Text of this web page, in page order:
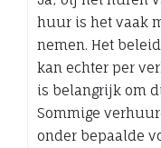
huur is het vaak
nemen. Het
kan echter per
is belangrijk om
Sommige
onder bepaalde